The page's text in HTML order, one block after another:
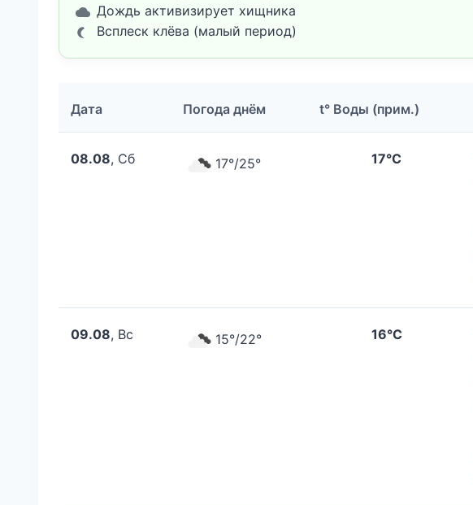
Дождь активизирует хищника
Всплеск клёва (малый период)
Дата Погода днём t° Воды (прим.)
08.08, Сб 17°/25° 17°C
09.08, Вс 15°/22° 16°C